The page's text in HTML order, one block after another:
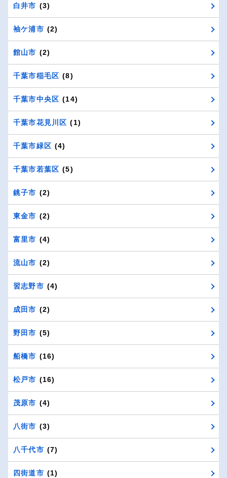
白井市 (3)
袖ケ浦市 (2)
館山市 (2)
千葉市稲毛区 (8)
千葉市中央区 (14)
千葉市花見川区 (1)
千葉市緑区 (4)
千葉市若葉区 (5)
銚子市 (2)
東金市 (2)
富里市 (4)
流山市 (2)
習志野市 (4)
成田市 (2)
野田市 (5)
船橋市 (16)
松戸市 (16)
茂原市 (4)
八街市 (3)
八千代市 (7)
四街道市 (1)